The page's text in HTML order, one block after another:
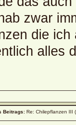
zwar
die ich
alles
Beitrags: Re: Chilepflanzen III